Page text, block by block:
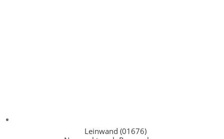
Leinwand (01676)